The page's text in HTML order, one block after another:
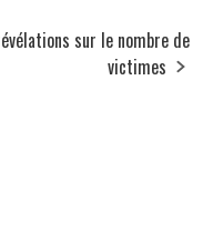
sur le nombre de
victimes